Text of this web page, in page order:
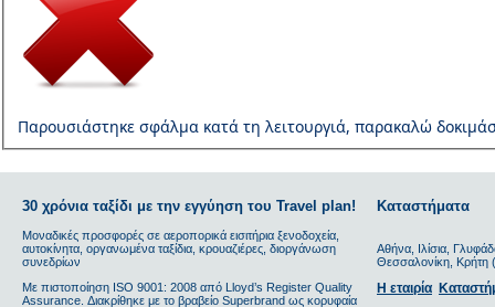
Παρουσιάστηκε σφάλμα κατά τη λειτουργιά, παρακαλώ
30 χρόνια ταξίδι με την εγγύηση του Travel plan!
Μοναδικές προσφορές σε αεροπορικά εισιτήρια ξενοδοχεία,
αυτοκίνητα, οργανωμένα ταξίδια, κρουαζιέρες, διοργάνωση
συνεδρίων
Με πιστοποίηση ΙSO 9001: 2008 από Lloyd’s Register Quality
Assurance. Διακρίθηκε με το βραβείο Superbrand ως κορυφαία
Καταστήματα
Αθήνα, Ιλίσια,
Θεσσαλονίκη, Κρήτη
Η εταιρία